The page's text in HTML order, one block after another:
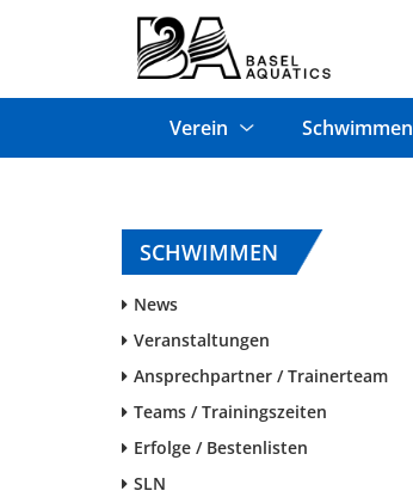
Verein Schwimmen
SCHWIMMEN
News
Veranstaltungen
Ansprechpartner / Trainerteam
Teams / Trainingszeiten
Erfolge / Bestenlisten
SLN